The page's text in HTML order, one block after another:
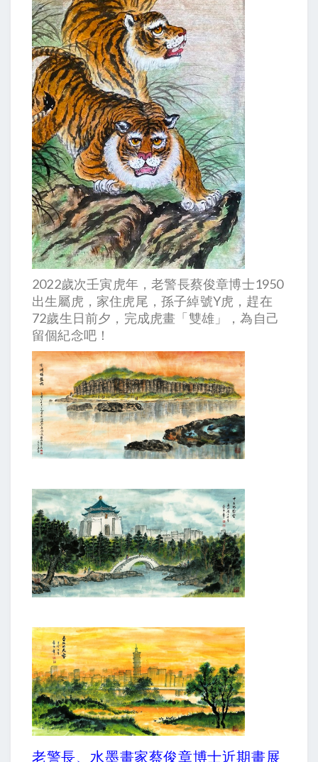
2022歲次壬寅虎年，老警長蔡俊章博士1950
出生屬虎，家住虎尾，孫子綽號Y虎，趕在
72歲生日前夕，完成虎畫「雙雄」，為自己
留個紀念吧！
老警長、水墨畫家蔡俊章博士近期畫展